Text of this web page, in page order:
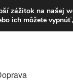
Po–Pi
zážitok na našej
ich môžete